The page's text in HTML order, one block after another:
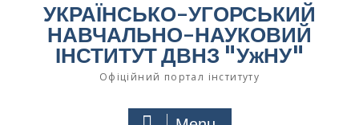
УКРАЇНСЬКО-УГОРСЬКИЙ
НАВЧАЛЬНО-НАУКОВИЙ
ІНСТИТУТ ДВНЗ "УжНУ"
Офіційний портал інституту